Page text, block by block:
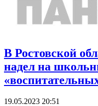
В Ростовской
надел на
19.05.2023 20:51